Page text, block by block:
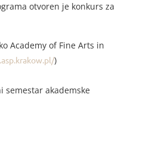
otvoren je konkurs za
Academy of Fine Arts in
)
semestar akademske